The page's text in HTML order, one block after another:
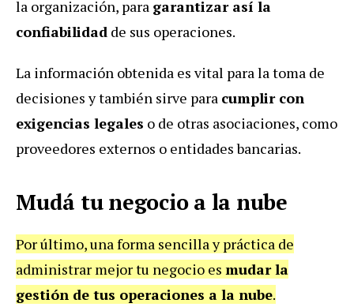
la organización, para garantizar así la
confiabilidad de sus operaciones.
La información obtenida es vital para la toma de
decisiones y también sirve para cumplir con
exigencias legales o de otras asociaciones, como
proveedores externos o entidades bancarias.
Mudá tu negocio a la nube
Por último, una forma sencilla y práctica de
administrar mejor tu negocio es mudar la
gestión de tus operaciones a la nube.